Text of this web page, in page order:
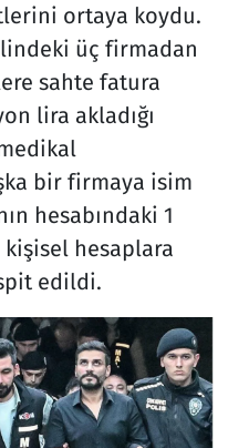
ortaya koydu.
üç firmadan
sahte fatura
lira akladığı
bir firmaya isim
hesabındaki 1
hesaplara
edildi.